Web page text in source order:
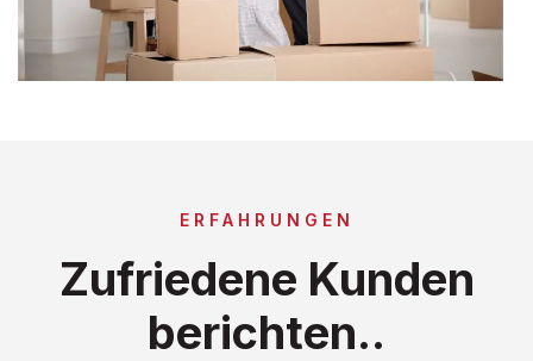
ERFAHRUNGEN
Zufriedene Kunden
berichten..